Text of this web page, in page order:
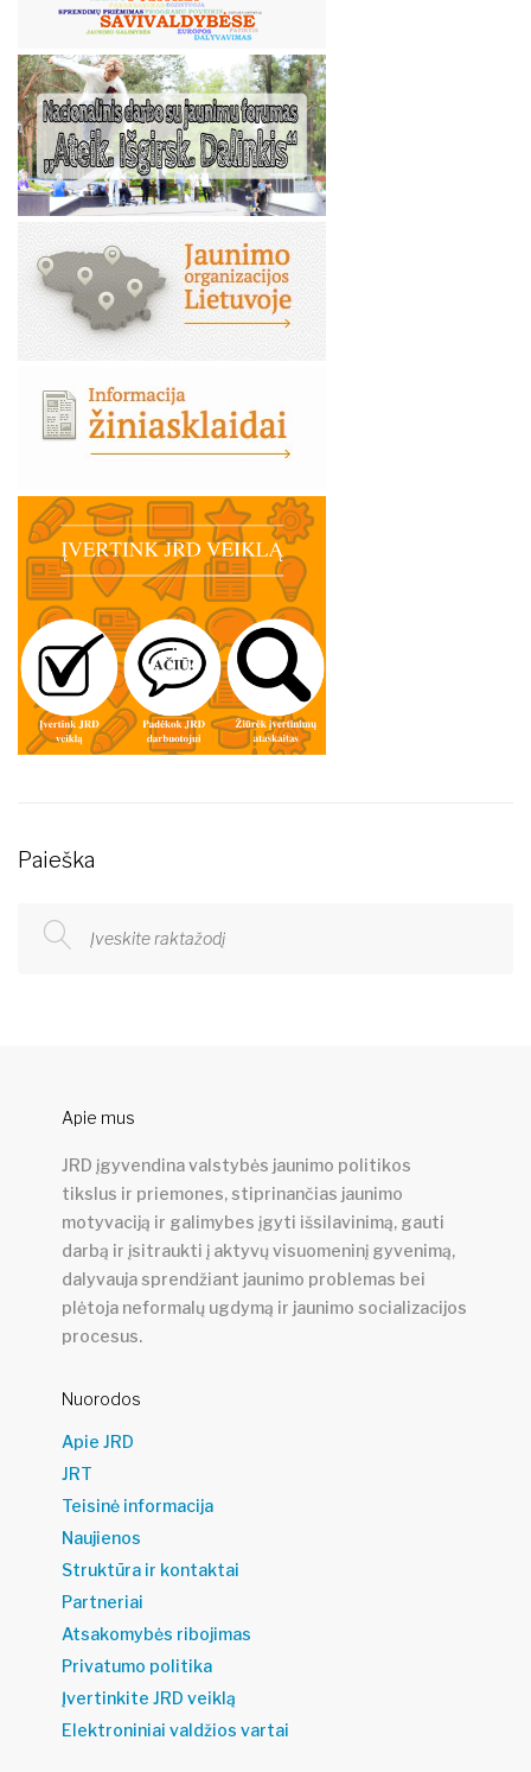
Paieška
Apie mus
JRD įgyvendina valstybės jaunimo politikos
tikslus ir priemones, stiprinančias jaunimo
motyvaciją ir galimybes įgyti išsilavinimą, gauti
darbą ir įsitraukti į aktyvų visuomeninį gyvenimą,
dalyvauja sprendžiant jaunimo problemas bei
plėtoja neformalų ugdymą ir jaunimo socializacijos
procesus.
Nuorodos
Apie JRD
JRT
Teisinė informacija
Naujienos
Struktūra ir kontaktai
Partneriai
Atsakomybės ribojimas
Privatumo politika
Įvertinkite JRD veiklą
Elektroniniai valdžios vartai